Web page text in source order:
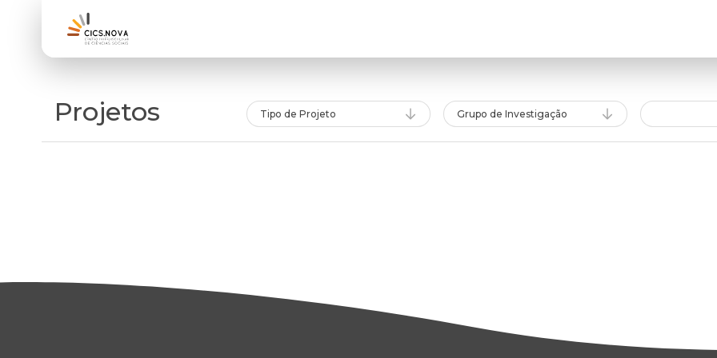
Projetos Tipo de Projeto Grupo de Investigação